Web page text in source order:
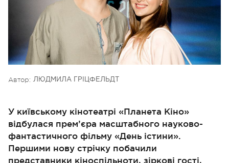
Автор: ЛЮДМИЛА ГРІЦФЕЛЬДТ
У київському кінотеатрі «Планета Кіно»
відбулася прем’єра масштабного науково-
фантастичного фільму «День істини».
Першими нову стрічку побачили
представники кіноспільноти, зіркові гості,